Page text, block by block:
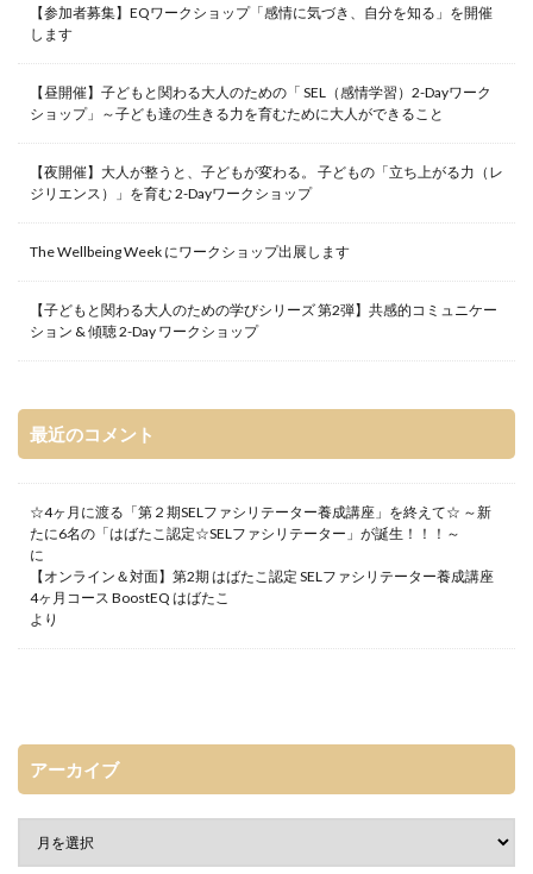
【参加者募集】EQワークショップ「感情に気づき、自分を知る」を開催
します
【昼開催】子どもと関わる大人のための「 SEL（感情学習）2-Dayワーク
ショップ」～子ども達の生きる力を育むために大人ができること
【夜開催】大人が整うと、子どもが変わる。 子どもの「立ち上がる力（レ
ジリエンス）」を育む 2-Dayワークショップ
The Wellbeing Week にワークショップ出展します
【子どもと関わる大人のための学びシリーズ 第2弾】共感的コミュニケー
ション & 傾聴 2-Day ワークショップ
最近のコメント
☆4ヶ月に渡る「第２期SELファシリテーター養成講座」を終えて☆ ～新
たに6名の「はばたこ認定☆SELファシリテーター」が誕生！！！～
に
【オンライン＆対面】第2期 はばたこ認定 SELファシリテーター養成講座
4ヶ月コース BoostEQ はばたこ
より
アーカイブ